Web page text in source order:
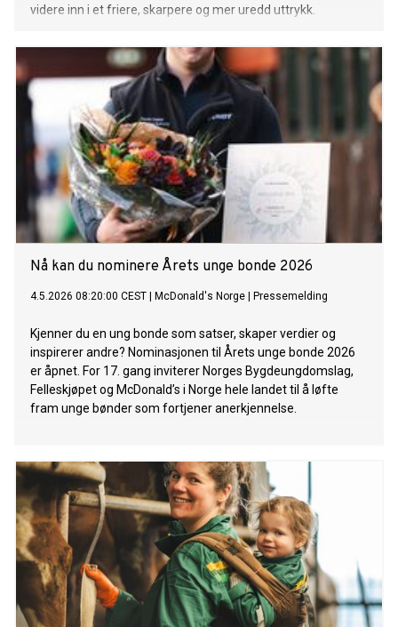
videre inn i et friere, skarpere og mer uredd uttrykk.
Nå kan du nominere Årets unge bonde 2026
4.5.2026 08:20:00 CEST McDonald's Norge Pressemelding
Kjenner du en ung bonde som satser, skaper verdier og
inspirerer andre? Nominasjonen til Årets unge bonde 2026
er åpnet. For 17. gang inviterer Norges Bygdeungdomslag,
Felleskjøpet og McDonald’s i Norge hele landet til å løfte
fram unge bønder som fortjener anerkjennelse.